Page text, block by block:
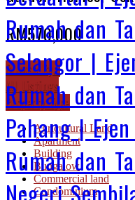
Rumah dan
Selangor |
Rumah dan
Pahang |
Rumah dan
RM570,000
Browse By...
All Listings
Property Type
Agricultural Land
Apartment
Building
Bungalow
Commercial land
Condominium